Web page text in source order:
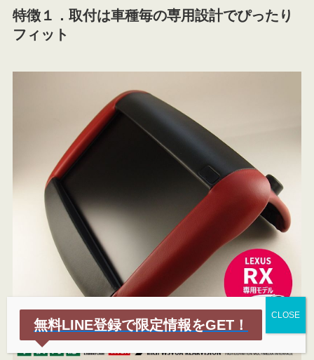
特徴１． 取付は車種毎の専用設計でぴったり
フィット
無料LINE登録で限定情報をGET！